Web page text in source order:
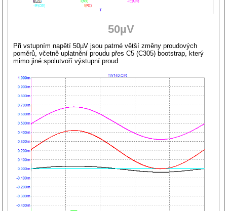
50µV
Při vstupním napětí 50µV jsou patrné větší změny proudových
poměrů, včetně uplatnění proudu přes C5 (C305) bootstrap, který
mimo jiné spolutvoří výstupní proud.